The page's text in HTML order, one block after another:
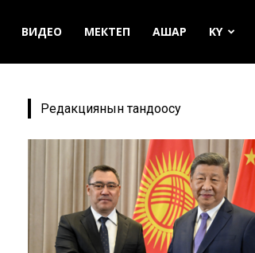
ВИДЕО МЕКТЕП АШАР KY
Редакциянын тандоосу